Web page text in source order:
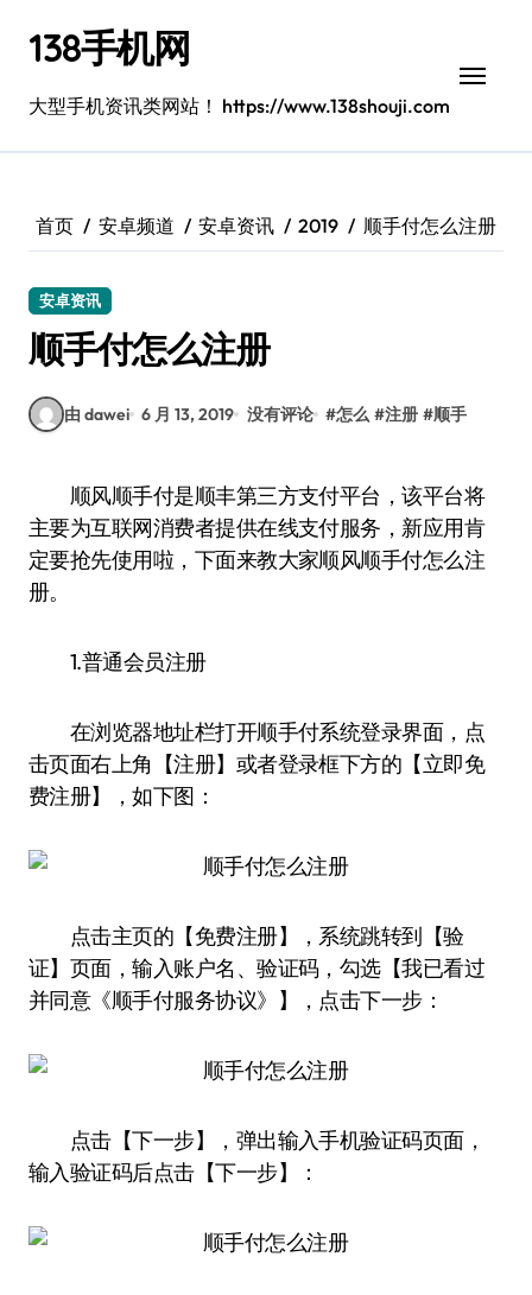
138手机网
大型手机资讯类网站！ https://www.138shouji.com
首页 安卓频道 安卓资讯 2019 顺手付怎么注册
安卓资讯
顺手付怎么注册
由 dawei 6 月 13, 2019 没有评论 #怎么 #注册 #顺手
顺风顺手付是顺丰第三方支付平台，该平台将
主要为互联网消费者提供在线支付服务，新应用肯
定要抢先使用啦，下面来教大家顺风顺手付怎么注
册。
1.普通会员注册
在浏览器地址栏打开顺手付系统登录界面，点
击页面右上角【注册】或者登录框下方的【立即免
费注册】，如下图：
点击主页的【免费注册】，系统跳转到【验
证】页面，输入账户名、验证码，勾选【我已看过
并同意《顺手付服务协议》】，点击下一步：
点击【下一步】，弹出输入手机验证码页面，
输入验证码后点击【下一步】：